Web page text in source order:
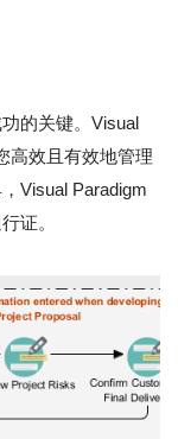
的关键。Visual
高效且有效地管理
Visual Paradigm
证。